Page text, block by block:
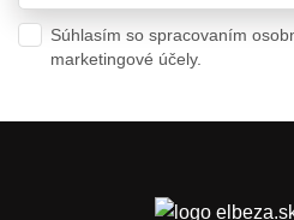
Súhlasím so spracovaním
marketingové účely.